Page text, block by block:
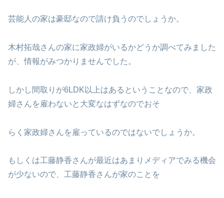
芸能人の家は豪邸なので請け負うのでしょうか。
木村拓哉さんの家に家政婦がいるかどうか調べてみました
が、情報がみつかりませんでした。
しかし間取りが6LDK以上はあるということなので、家政
婦さんを雇わないと大変なはずなのでおそ
らく家政婦さんを雇っているのではないでしょうか。
もしくは工藤静香さんが最近はあまりメディアでみる機会
が少ないので、工藤静香さんが家のことを